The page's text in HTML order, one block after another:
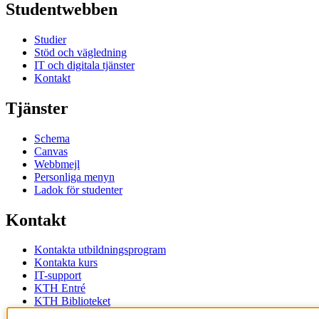
Studentwebben
Studier
Stöd och vägledning
IT och digitala tjänster
Kontakt
Tjänster
Schema
Canvas
Webbmejl
Personliga menyn
Ladok för studenter
Kontakt
Kontakta utbildningsprogram
Kontakta kurs
IT-support
KTH Entré
KTH Biblioteket